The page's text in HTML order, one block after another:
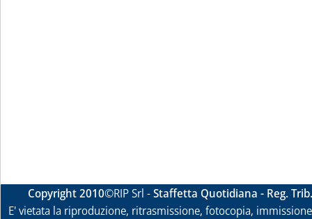
Copyright 2010©RIP Srl -Staffetta Quotidiana - Reg.
E' vietata la riproduzione, ritrasmissione, fotocopia,